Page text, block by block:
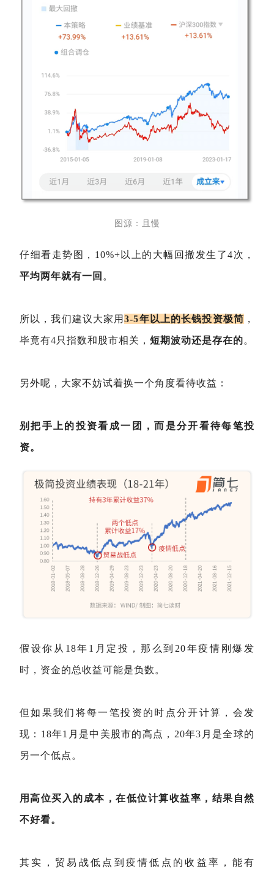
图 源 ： 且慢
仔细看走势图，10%+以上的大幅回撤发生了4次，
平均两年就有一回 。
所以，我们建议大家用3-5年以上的长钱投资极简 ，
毕竟有4只指数和股市相关， 短期波动还是存在的。
另外呢，大家不妨试着换一个角度看待收益：
别把手上的投资看成一团，而是分开看待每笔投
资。
假设你从18年1月定投，那么到20年疫情刚爆发
时，资金的总收益可能是负数。
但如果我们将每一笔投资的时点分开计算，会发
现：18年1月是中美股市的高点，20年3月是全球的
另一个低点。
用高位买入的成本，在低位计算收益率，结果自然
不好看。
其实，贸易战低点到疫情低点的收益率，能有